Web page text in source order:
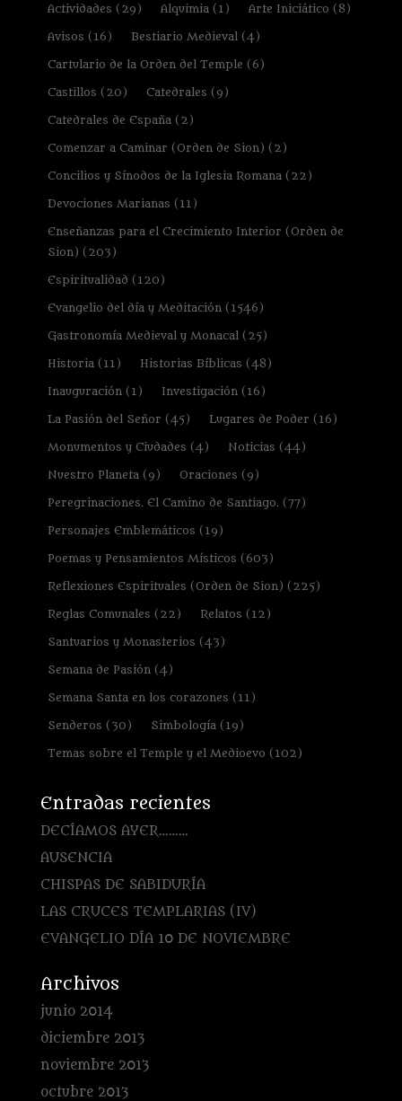
Actividades (29) Alquimia (1) Arte Iniciático (8)
Avisos (16) Bestiario Medieval (4)
Cartulario de la Orden del Temple (6)
Castillos (20) Catedrales (9)
Catedrales de España (2)
Comenzar a Caminar (Orden de Sion) (2)
Concilios y Sínodos de la Iglesia Romana (22)
Devociones Marianas (11)
Enseñanzas para el Crecimiento Interior (Orden de
Sion) (203)
Espiritualidad (120)
Evangelio del día y Meditación (1546)
Gastronomía Medieval y Monacal (25)
Historia (11) Historias Bíblicas (48)
Inauguración (1) Investigación (16)
La Pasión del Señor (45) Lugares de Poder (16)
Monumentos y Ciudades (4) Noticias (44)
Nuestro Planeta (9) Oraciones (9)
Peregrinaciones. El Camino de Santiago. (77)
Personajes Emblemáticos (19)
Poemas y Pensamientos Místicos (603)
Reflexiones Espirituales (Orden de Sion) (225)
Reglas Comunales (22) Relatos (12)
Santuarios y Monasterios (43)
Semana de Pasión (4)
Semana Santa en los corazones (11)
Senderos (30) Simbología (19)
Temas sobre el Temple y el Medioevo (102)
Entradas recientes
DECÍAMOS AYER………
AUSENCIA
CHISPAS DE SABIDURÍA
LAS CRUCES TEMPLARIAS (IV)
EVANGELIO DÍA 10 DE NOVIEMBRE
Archivos
junio 2014
diciembre 2013
noviembre 2013
octubre 2013